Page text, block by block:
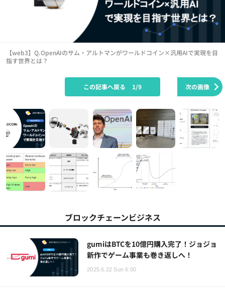
【web3】Q.OpenAIのサム・アルトマンがワールドコイン×汎用AIで実現を目
指す世界とは？
次の画像
この記事へ戻る 1/9
ブロックチェーンビジネス
gumiはBTCを10億円購入完了！ジョジョ
新作でゲーム事業も巻き返しへ！
2025.6.22 Sun 6:00